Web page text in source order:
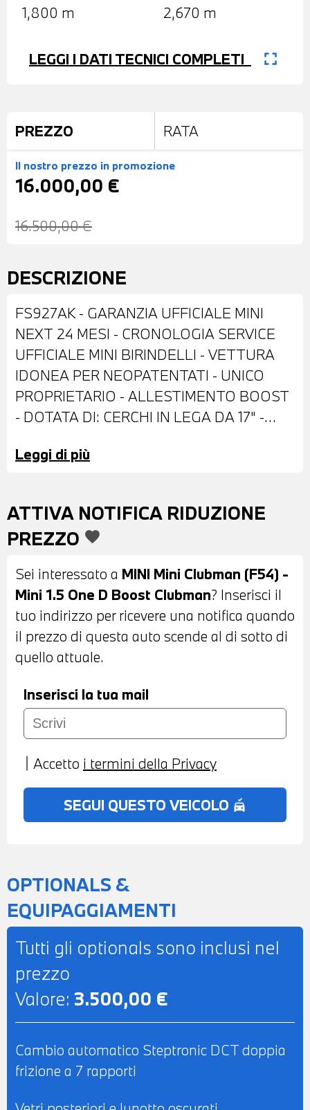
1,800 m 2,670 m
LEGGI I DATI TECNICI COMPLETI fullscreen
PREZZO RATA
Il nostro prezzo in promozione
16.000,00 €
16.500,00 €
DESCRIZIONE
FS927AK - GARANZIA UFFICIALE MINI
NEXT 24 MESI - CRONOLOGIA SERVICE
UFFICIALE MINI BIRINDELLI - VETTURA
IDONEA PER NEOPATENTATI - UNICO
PROPRIETARIO - ALLESTIMENTO BOOST
- DOTATA DI: CERCHI IN LEGA DA 17" -
COMFORT ACCESS - SPECCHI ESTERNI
PARCHEGGIO POSTERIORI - VETRI
ELETTRICI - VETRI POSTERIORI E
AUTOMATICO - CRUISE CONTROL -
LIMITATORE DI VELOCITA' - USB -
BLUETOOTH - MONITOR CON DISPLAY A
COLORI - COMPUTER DI BORDO -
INDICATORE PRESSIONE PNEUMATICI -
BRACCIOLO CENTRALE ANTERIORE -
SEDILI IN STOFFA ANTRACITE - ISOFIX
SYSTEM - VOLANTE SPORTIVO IN PELLE
CLIMATIZZATORE AUTOMATICO BIZONA -
VERNICE METALLIZZATA PURE
BURGUNDY - POSSIBILITA' DI PROVA -
L'INTERO IMPORTO
Leggi di più
ATTIVA NOTIFICA RIDUZIONE
PREZZO favorite
Sei interessato a MINI Mini Clubman (F54) -
Mini 1.5 One D Boost Clubman? Inserisci il
tuo indirizzo per ricevere una notifica quando
il prezzo di questa auto scende al di sotto di
quello attuale.
Inserisci la tua mail
Accetto i termini della Privacy
SEGUI QUESTO VEICOLO no_crash
OPTIONALS &
EQUIPAGGIAMENTI
Tutti gli optionals sono inclusi nel
prezzo
Valore: 3.500,00 €
Cambio automatico Steptronic DCT doppia
frizione a 7 rapporti